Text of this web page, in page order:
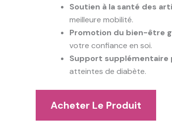
Soutien à la santé des
meilleure mobilité.
Promotion du bien-être
votre confiance en soi.
Support supplémentaire
atteintes de diabète.
Acheter Le Produit